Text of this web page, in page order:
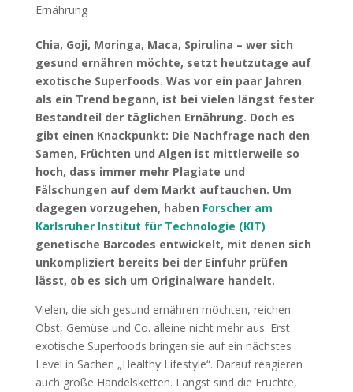
Ernährung
Chia, Goji, Moringa, Maca, Spirulina – wer sich
gesund ernähren möchte, setzt heutzutage auf
exotische Superfoods. Was vor ein paar Jahren
als ein Trend begann, ist bei vielen längst fester
Bestandteil der täglichen Ernährung. Doch es
gibt einen Knackpunkt: Die Nachfrage nach den
Samen, Früchten und Algen ist mittlerweile so
hoch, dass immer mehr Plagiate und
Fälschungen auf dem Markt auftauchen. Um
dagegen vorzugehen, haben Forscher am
Karlsruher Institut für Technologie (KIT)
genetische Barcodes entwickelt, mit denen sich
unkompliziert bereits bei der Einfuhr prüfen
lässt, ob es sich um Originalware handelt.
Vielen, die sich gesund ernähren möchten, reichen
Obst, Gemüse und Co. alleine nicht mehr aus. Erst
exotische Superfoods bringen sie auf ein nächstes
Level in Sachen „Healthy Lifestyle“. Darauf reagieren
auch große Handelsketten. Längst sind die Früchte,